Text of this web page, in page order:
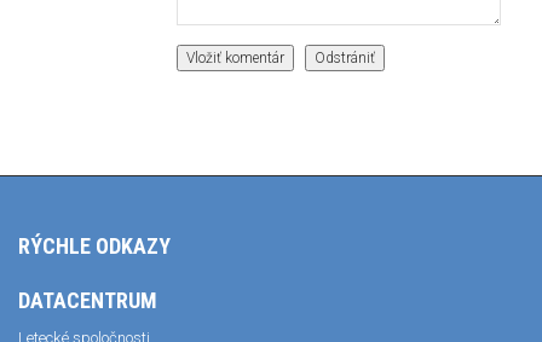
RÝCHLE ODKAZY
DATACENTRUM
Letecké spoločnosti